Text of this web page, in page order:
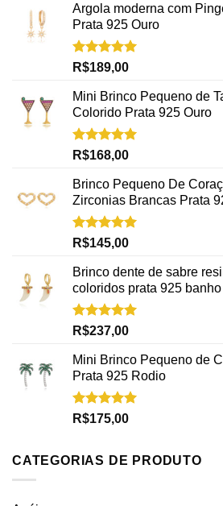
Argola moderna com
Prata 925 Ouro
Avaliação
R$189,00
Mini Brinco Pequeno de
Colorido Prata 925 Ouro
Avaliação
R$168,00
Brinco Pequeno De
Zirconias Brancas Prata
Avaliação
R$145,00
Brinco dente de sabre
coloridos prata 925
Avaliação
R$237,00
Mini Brinco Pequeno de
Prata 925 Rodio
Avaliação
R$175,00
CATEGORIAS DE PRODUTO